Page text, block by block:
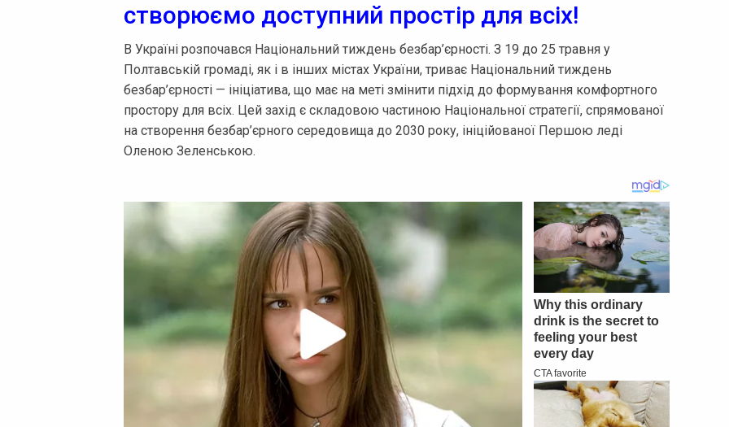
створюємо доступний простір для всіх!
В Україні розпочався Національний тиждень безбар’єрності. З 19 до 25 травня у
Полтавській громаді, як і в інших містах України, триває Національний тиждень
безбар’єрності — ініціатива, що має на меті змінити підхід до формування комфортного
простору для всіх. Цей захід є складовою частиною Національної стратегії, спрямованої
на створення безбар’єрного середовища до 2030 року, ініційованої Першою леді
Оленою Зеленською.